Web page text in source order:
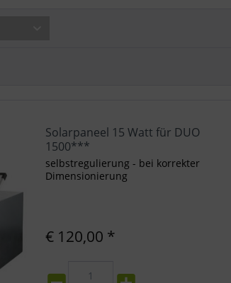
Solarpaneel 15 Watt für DUO
1500***
selbstregulierung - bei korrekter
Dimensionierung
€ 120,00 *